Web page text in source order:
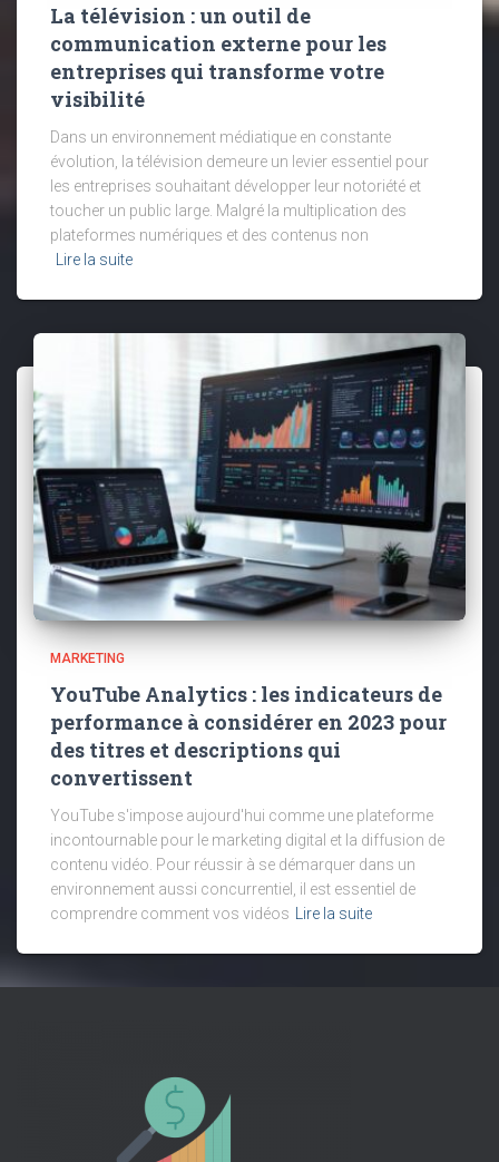
La télévision : un outil de
communication externe pour les
entreprises qui transforme votre
visibilité
Dans un environnement médiatique en constante
évolution, la télévision demeure un levier essentiel pour
les entreprises souhaitant développer leur notoriété et
toucher un public large. Malgré la multiplication des
plateformes numériques et des contenus non
Lire la suite
MARKETING
YouTube Analytics : les indicateurs de
performance à considérer en 2023 pour
des titres et descriptions qui
convertissent
YouTube s'impose aujourd'hui comme une plateforme
incontournable pour le marketing digital et la diffusion de
contenu vidéo. Pour réussir à se démarquer dans un
environnement aussi concurrentiel, il est essentiel de
comprendre comment vos vidéos
Lire la suite